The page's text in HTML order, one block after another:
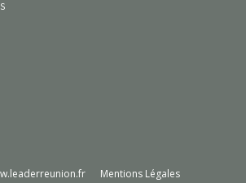
Mentions Légales